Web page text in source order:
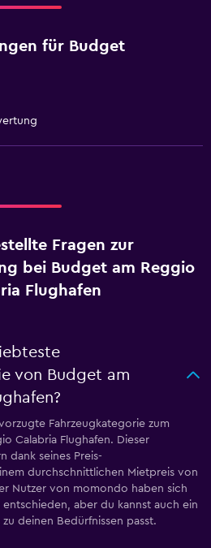
für Budget
Fragen zur
bei Budget am Reggio
Flughafen
von Budget am
Fahrzeugkategorie zum
Calabria Flughafen. Dieser
dank seines Preis-
durchschnittlichen Mietpreis von
Nutzer von momondo haben sich
aber du kannst auch ein
deinen Bedürfnissen passt.